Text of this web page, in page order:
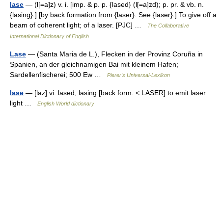
lase — (l[=a]z) v. i. [imp. & p. p. {lased} (l[=a]zd); p. pr. & vb. n.
{lasing}.] [by back formation from {laser}. See {laser}.] To give off a
beam of coherent light; of a laser. [PJC] …
The Collaborative
International Dictionary of English
Lase — (Santa Maria de L.), Flecken in der Provinz Coruña in
Spanien, an der gleichnamigen Bai mit kleinem Hafen;
Sardellenfischerei; 500 Ew …
Pierer's Universal-Lexikon
lase — [lāz] vi. lased, lasing [back form. < LASER] to emit laser
light …
English World dictionary